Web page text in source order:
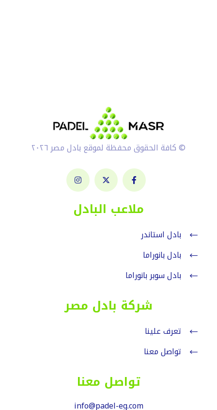
© كافة الحقوق محفظة لموقع بادل مصر ٢٠٢٦
ملاعب البادل
بادل استاندر
بادل بانوراما
بادل سوبر بانوراما
شركة بادل مصر
تعرف علينا
تواصل معنا
تواصل معنا
info@padel-eg.com